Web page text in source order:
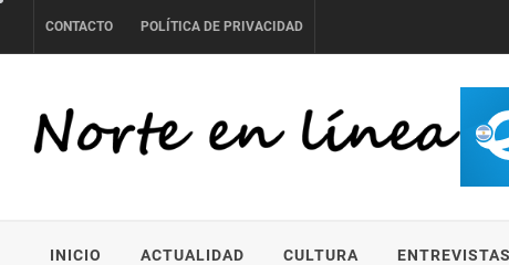
to
CONTACTO POLÍTICA DE PRIVACIDAD
INICIO ACTUALIDAD CULTURA ENTREVISTAS